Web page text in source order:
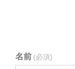
名前 (必須)